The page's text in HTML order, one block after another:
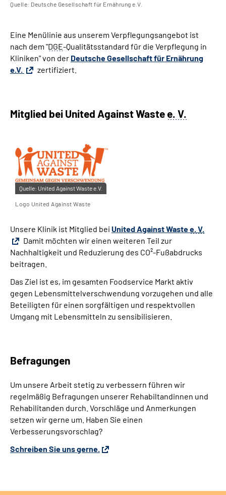
Quelle: Deutsche Gesellschaft für Ernährung e.V.
Eine Menülinie aus unserem Verpflegungsangebot ist
nach dem "DGE-Qualitätsstandard für die Verpflegung in
Kliniken" von der Deutsche Gesellschaft für Ernährung
e.V.
zertifiziert.
Mitglied bei United Against Wastee. V.
Quelle: United Against Waste e.V.
Logo United Against Waste
Unsere Klinik ist Mitglied bei United Against Wastee. V.
Damit möchten wir einen weiteren Teil zur
Nachhaltigkeit und Reduzierung des CO²-Fußabdrucks
beitragen.
Das Ziel ist es, im gesamten Foodservice Markt aktiv
gegen Lebensmittelverschwendung vorzugehen und alle
Beteiligten für einen sorgfältigen und respektvollen
Umgang mit Lebensmitteln zu sensibilisieren.
Befragungen
Um unsere Arbeit stetig zu verbessern führen wir
regelmäßig Befragungen unserer Rehabiltandinnen und
Rehabilitanden durch. Vorschläge und Anmerkungen
setzen wir gerne um. Haben Sie einen
Verbesserungsvorschlag?
Schreiben Sie uns gerne.